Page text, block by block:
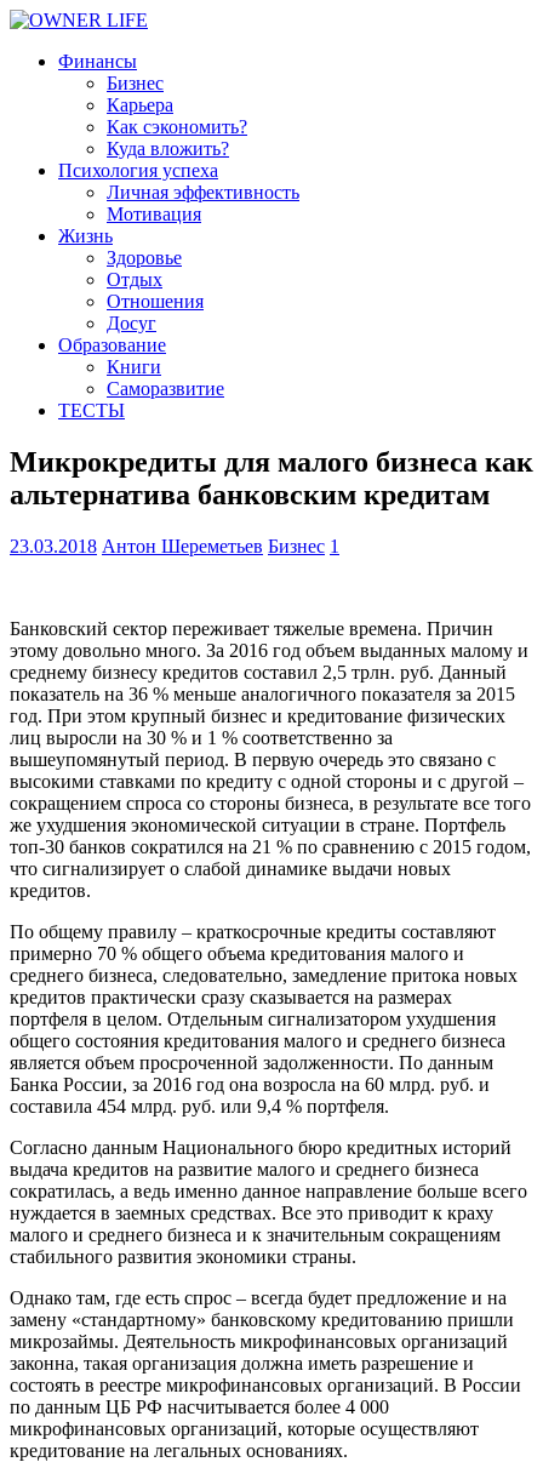
Финансы
Бизнес
Карьера
Как сэкономить?
Куда вложить?
Психология успеха
Личная эффективность
Мотивация
Жизнь
Здоровье
Отдых
Отношения
Досуг
Образование
Книги
Саморазвитие
ТЕСТЫ
Микрокредиты для малого бизнеса как
альтернатива банковским кредитам
23.03.2018 Антон Шереметьев Бизнес 1
Банковский сектор переживает тяжелые времена. Причин
этому довольно много. За 2016 год объем выданных малому и
среднему бизнесу кредитов составил 2,5 трлн. руб. Данный
показатель на 36 % меньше аналогичного показателя за 2015
год. При этом крупный бизнес и кредитование физических
лиц выросли на 30 % и 1 % соответственно за
вышеупомянутый период. В первую очередь это связано с
высокими ставками по кредиту с одной стороны и с другой –
сокращением спроса со стороны бизнеса, в результате все того
же ухудшения экономической ситуации в стране. Портфель
топ-30 банков сократился на 21 % по сравнению с 2015 годом,
что сигнализирует о слабой динамике выдачи новых
кредитов.
По общему правилу – краткосрочные кредиты составляют
примерно 70 % общего объема кредитования малого и
среднего бизнеса, следовательно, замедление притока новых
кредитов практически сразу сказывается на размерах
портфеля в целом. Отдельным сигнализатором ухудшения
общего состояния кредитования малого и среднего бизнеса
является объем просроченной задолженности. По данным
Банка России, за 2016 год она возросла на 60 млрд. руб. и
составила 454 млрд. руб. или 9,4 % портфеля.
Согласно данным Национального бюро кредитных историй
выдача кредитов на развитие малого и среднего бизнеса
сократилась, а ведь именно данное направление больше всего
нуждается в заемных средствах. Все это приводит к краху
малого и среднего бизнеса и к значительным сокращениям
стабильного развития экономики страны.
Однако там, где есть спрос – всегда будет предложение и на
замену «стандартному» банковскому кредитованию пришли
микрозаймы. Деятельность микрофинансовых организаций
законна, такая организация должна иметь разрешение и
состоять в реестре микрофинансовых организаций. В России
по данным ЦБ РФ насчитывается более 4 000
микрофинансовых организаций, которые осуществляют
кредитование на легальных основаниях.